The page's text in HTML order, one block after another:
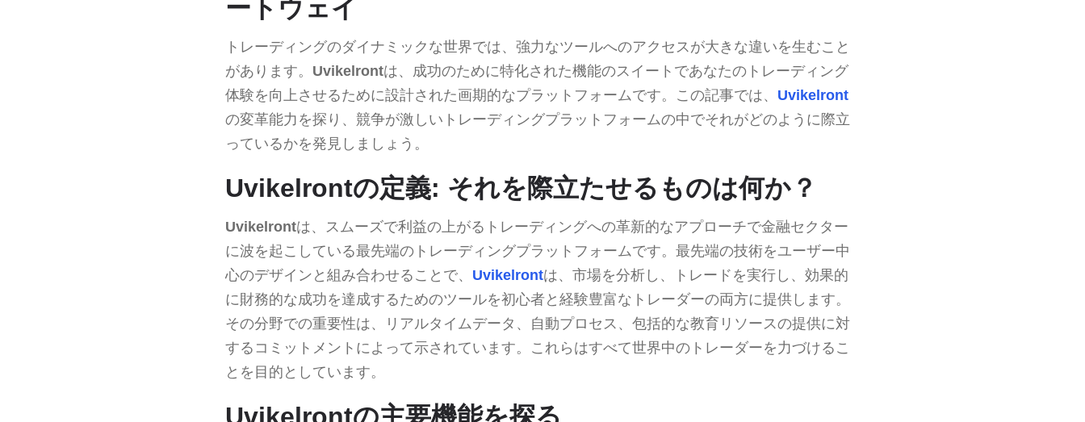
ートウェイ
トレーディングのダイナミックな世界では、強力なツールへのアクセスが大きな違いを生むこと
があります。 Uvikelrontは、成功のために特化された機能のスイートであなたのトレーディング
体験を向上させるために設計された画期的なプラットフォームです。この記事では、 Uvikelront
の変革能力を探り、競争が激しいトレーディングプラットフォームの中でそれがどのように際立
っているかを発見しましょう。
Uvikelrontの定義: それを際立たせるものは何か？
Uvikelrontは、スムーズで利益の上がるトレーディングへの革新的なアプローチで金融セクター
に波を起こしている最先端のトレーディングプラットフォームです。最先端の技術をユーザー中
心のデザインと組み合わせることで、 Uvikelrontは、市場を分析し、トレードを実行し、効果的
に財務的な成功を達成するためのツールを初心者と経験豊富なトレーダーの両方に提供します。
その分野での重要性は、リアルタイムデータ、自動プロセス、包括的な教育リソースの提供に対
するコミットメントによって示されています。これらはすべて世界中のトレーダーを力づけるこ
とを目的としています。
Uvikelrontの主要機能を探る